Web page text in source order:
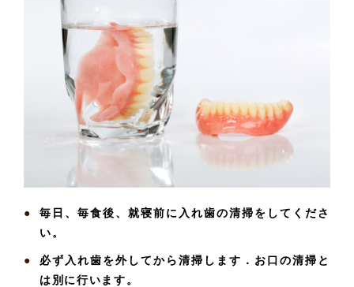
毎日、毎食後、就寝前に入れ歯の清掃をしてくださ
い。
必ず入れ歯を外してから清掃します．お口の清掃と
は別に行います。